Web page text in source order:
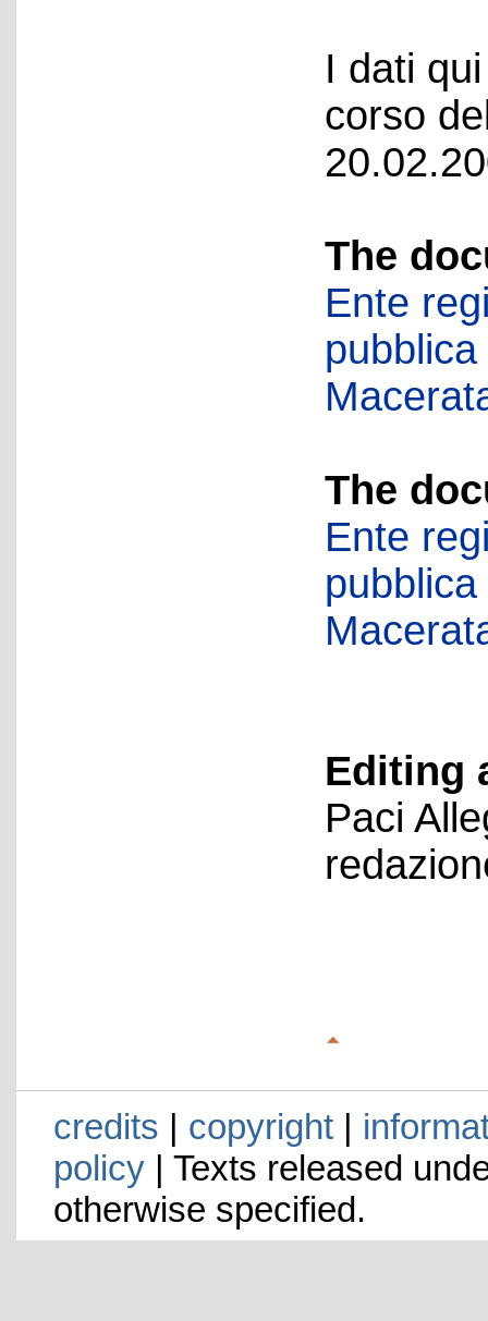
I dati
corso
The
Ente
The
Ente
Editing
Paci
credits | copyright|
policy| Texts released
otherwise specified.